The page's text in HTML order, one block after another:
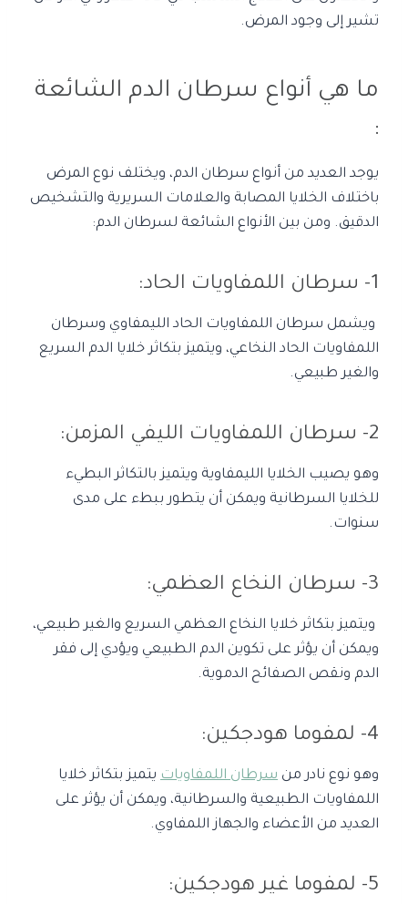
تشير إلى وجود المرض.
ما هي أنواع سرطان الدم الشائعة
:
يوجد العديد من أنواع سرطان الدم، ويختلف نوع المرض
باختلاف الخلايا المصابة والعلامات السريرية والتشخيص
الدقيق. ومن بين الأنواع الشائعة لسرطان الدم:
1- سرطان اللمفاويات الحاد:
ويشمل سرطان اللمفاويات الحاد الليمفاوي وسرطان
اللمفاويات الحاد النخاعي، ويتميز بتكاثر خلايا الدم السريع
والغير طبيعي.
2- سرطان اللمفاويات الليفي المزمن:
وهو يصيب الخلايا الليمفاوية ويتميز بالتكاثر البطيء
للخلايا السرطانية ويمكن أن يتطور ببطء على مدى
سنوات.
3- سرطان النخاع العظمي:
ويتميز بتكاثر خلايا النخاع العظمي السريع والغير طبيعي،
ويمكن أن يؤثر على تكوين الدم الطبيعي ويؤدي إلى فقر
الدم ونقص الصفائح الدموية.
4- لمفوما هودجكين:
وهو نوع نادر من سرطان اللمفاويات يتميز بتكاثر خلايا
اللمفاويات الطبيعية والسرطانية، ويمكن أن يؤثر على
العديد من الأعضاء والجهاز اللمفاوي.
5- لمفوما غير هودجكين: